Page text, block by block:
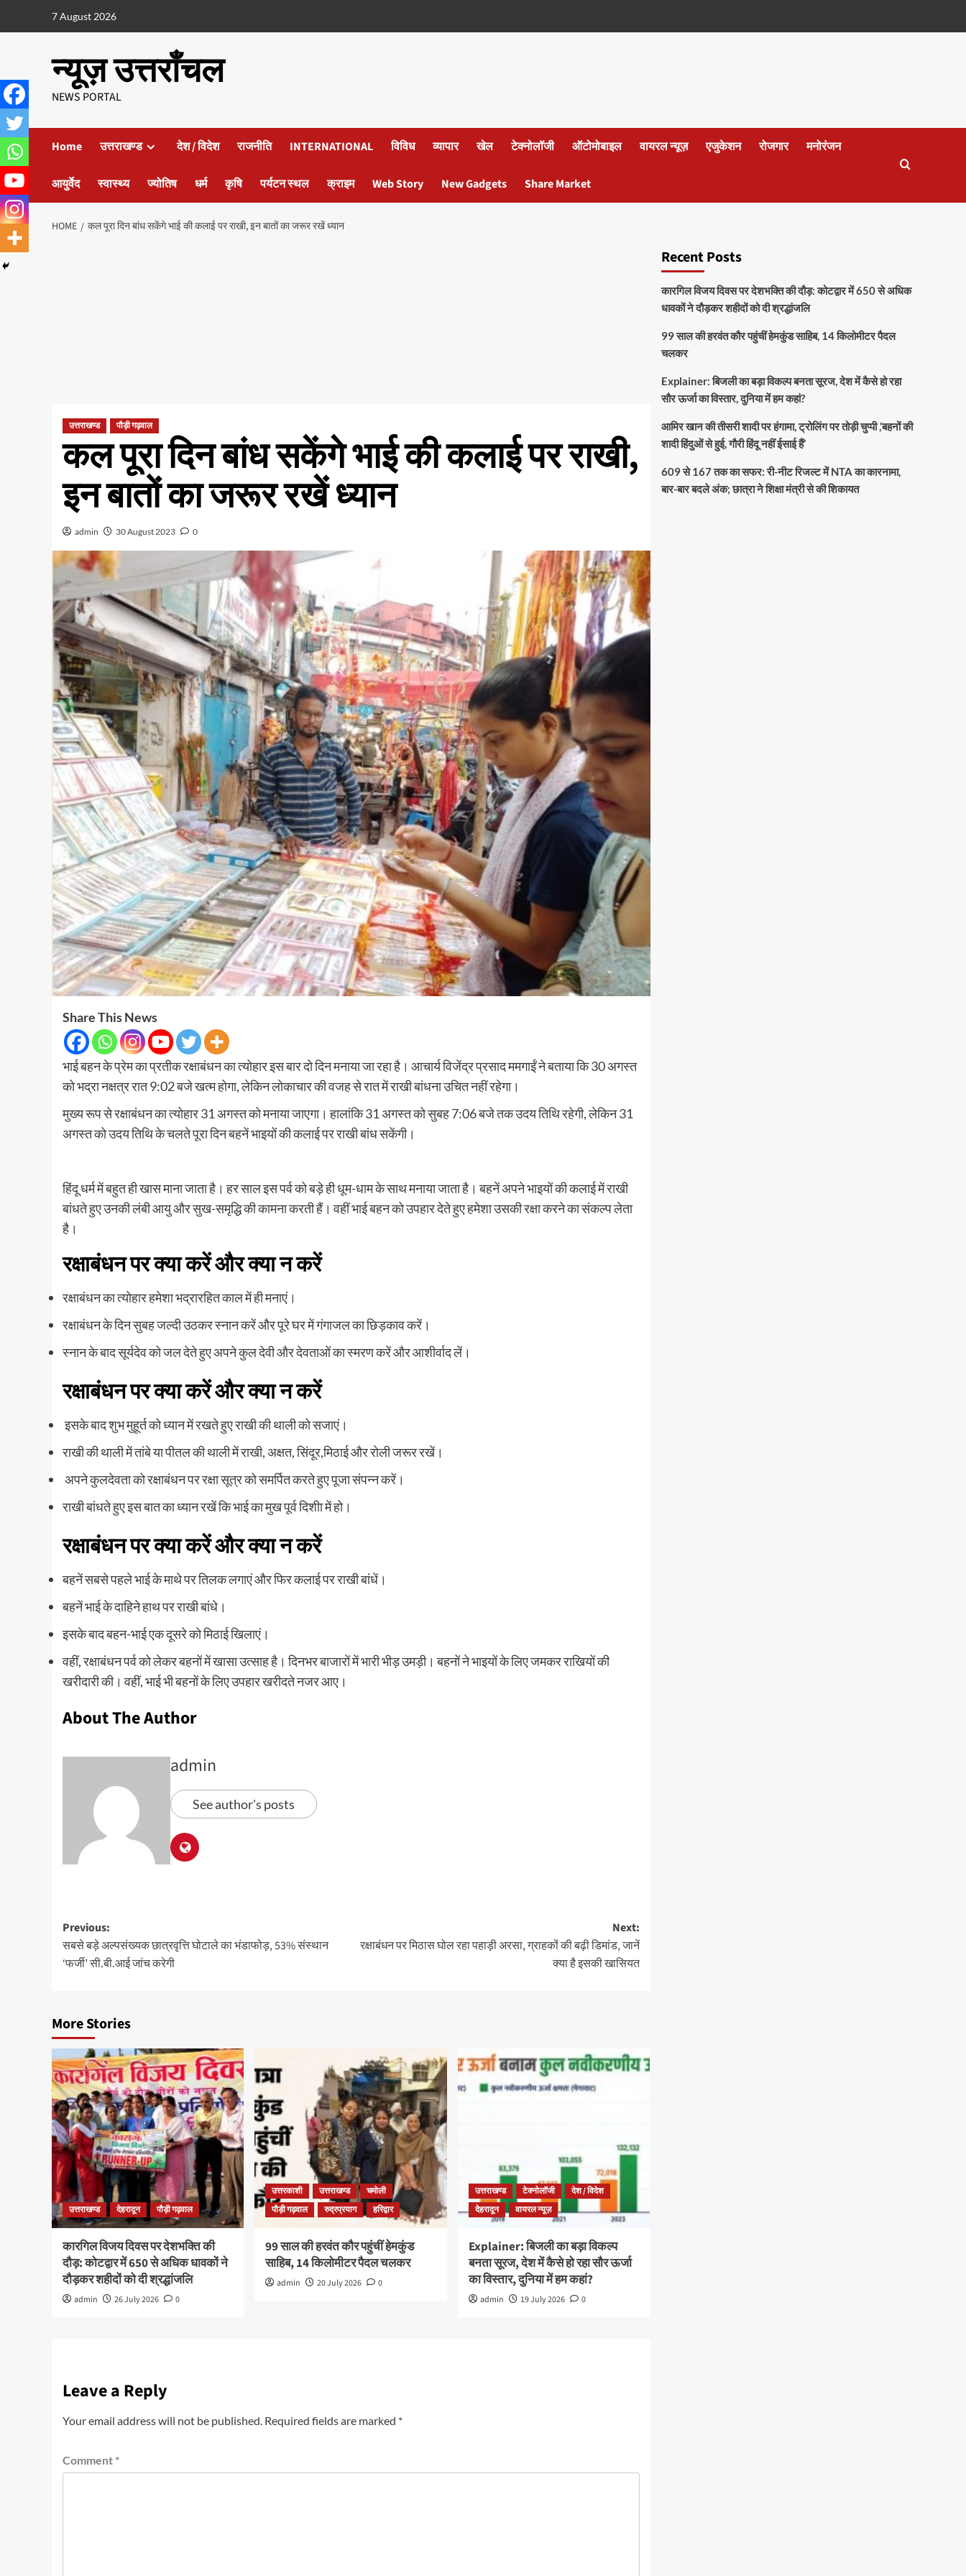
7 August 2026
न्यूज़ उत्तराँचल
NEWS PORTAL
Home उत्तराखण्ड देश / विदेश राजनीति INTERNATIONAL विविध व्यापार खेल टेक्नोलॉजी ऑटोमोबाइल वायरल न्यूज़ एजुकेशन रोजगार मनोरंजन
आयुर्वेद स्वास्थ्य ज्योतिष धर्म कृषि पर्यटन स्थल क्राइम Web Story New Gadgets Share Market
HOME कल पूरा दिन बांध सकेंगे भाई की कलाई पर राखी, इन बातों का जरूर रखें ध्यान
उत्तराखण्ड पौड़ी गढ़वाल
कल पूरा दिन बांध सकेंगे भाई की कलाई पर राखी,
इन बातों का जरूर रखें ध्यान
admin 30 August 2023 0
Share This News
भाई बहन के प्रेम का प्रतीक रक्षाबंधन का त्योहार इस बार दो दिन मनाया जा रहा है। आचार्य विजेंद्र प्रसाद ममगाईं ने बताया कि 30 अगस्त
को भद्रा नक्षत्र रात 9:02 बजे खत्म होगा, लेकिन लोकाचार की वजह से रात में राखी बांधना उचित नहीं रहेगा।
मुख्य रूप से रक्षाबंधन का त्योहार 31 अगस्त को मनाया जाएगा। हालांकि 31 अगस्त को सुबह 7:06 बजे तक उदय तिथि रहेगी, लेकिन 31
अगस्त को उदय तिथि के चलते पूरा दिन बहनें भाइयों की कलाई पर राखी बांध सकेंगी।
हिंदू धर्म में बहुत ही खास माना जाता है। हर साल इस पर्व को बड़े ही धूम-धाम के साथ मनाया जाता है। बहनें अपने भाइयों की कलाई में राखी
बांधते हुए उनकी लंबी आयु और सुख-समृद्धि की कामना करती हैं। वहीं भाई बहन को उपहार देते हुए हमेशा उसकी रक्षा करने का संकल्प लेता
है।
रक्षाबंधन पर क्या करें और क्या न करें
रक्षाबंधन का त्योहार हमेशा भद्रारहित काल में ही मनाएं।
रक्षाबंधन के दिन सुबह जल्दी उठकर स्नान करें और पूरे घर में गंगाजल का छिड़काव करें।
स्नान के बाद सूर्यदेव को जल देते हुए अपने कुल देवी और देवताओं का स्मरण करें और आशीर्वाद लें।
रक्षाबंधन पर क्या करें और क्या न करें
इसके बाद शुभ मुहूर्त को ध्यान में रखते हुए राखी की थाली को सजाएं।
राखी की थाली में तांबे या पीतल की थाली में राखी, अक्षत, सिंदूर,मिठाई और रोली जरूर रखें।
अपने कुलदेवता को रक्षाबंधन पर रक्षा सूत्र को समर्पित करते हुए पूजा संपन्न करें।
राखी बांधते हुए इस बात का ध्यान रखें कि भाई का मुख पूर्व दिशीा में हो।
रक्षाबंधन पर क्या करें और क्या न करें
बहनें सबसे पहले भाई के माथे पर तिलक लगाएं और फिर कलाई पर राखी बांधें।
बहनें भाई के दाहिने हाथ पर राखी बांधे।
इसके बाद बहन-भाई एक दूसरे को मिठाई खिलाएं।
वहीं, रक्षाबंधन पर्व को लेकर बहनों में खासा उत्साह है। दिनभर बाजारों में भारी भीड़ उमड़ी। बहनों ने भाइयों के लिए जमकर राखियों की
खरीदारी की। वहीं, भाई भी बहनों के लिए उपहार खरीदते नजर आए।
About The Author
admin
See author's posts
Previous:
सबसे बड़े अल्पसंख्यक छात्रवृत्ति घोटाले का भंडाफोड़, 53% संस्थान
‘फर्जी’ सी.बी.आई जांच करेगी
Next:
रक्षाबंधन पर मिठास घोल रहा पहाड़ी अरसा, ग्राहकों की बढ़ी डिमांड, जानें
क्या है इसकी खासियत
More Stories
उत्तराखण्ड देहरादून पौड़ी गढ़वाल
कारगिल विजय दिवस पर देशभक्ति की
दौड़: कोटद्वार में 650 से अधिक धावकों ने
दौड़कर शहीदों को दी श्रद्धांजलि
admin 26 July 2026 0
उत्तरकाशी उत्तराखण्ड
चमोली
पौड़ी गढ़वाल
रुद्रप्रयाग हरिद्वार
99 साल की हरवंत कौर पहुंचीं हेमकुंड
साहिब, 14 किलोमीटर पैदल चलकर
admin 20 July 2026 0
उत्तराखण्ड टेक्नोलॉजी
देश / विदेश
देहरादून
वायरल न्यूज़
Explainer: बिजली का बड़ा विकल्प
बनता सूरज, देश में कैसे हो रहा सौर ऊर्जा
का विस्तार, दुनिया में हम कहां?
admin 19 July 2026 0
Leave a Reply
Your email address will not be published. Required fields are marked *
Comment *
Recent Posts
कारगिल विजय दिवस पर देशभक्ति की दौड़: कोटद्वार में 650 से अधिक
धावकों ने दौड़कर शहीदों को दी श्रद्धांजलि
99 साल की हरवंत कौर पहुंचीं हेमकुंड साहिब, 14 किलोमीटर पैदल
चलकर
Explainer: बिजली का बड़ा विकल्प बनता सूरज, देश में कैसे हो रहा
सौर ऊर्जा का विस्तार, दुनिया में हम कहां?
आमिर खान की तीसरी शादी पर हंगामा, ट्रोलिंग पर तोड़ी चुप्पी ,’बहनों की
शादी हिंदुओं से हुई, गौरी हिंदू नहीं ईसाई हैं’
609 से 167 तक का सफर: री-नीट रिजल्ट में NTA का कारनामा,
बार-बार बदले अंक; छात्रा ने शिक्षा मंत्री से की शिकायत